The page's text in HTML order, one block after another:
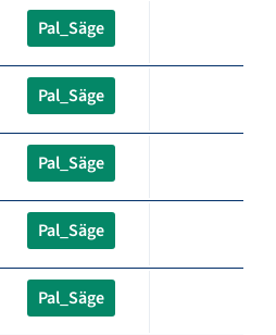
Pal_Säge
Pal_Säge
Pal_Säge
Pal_Säge
Pal_Säge